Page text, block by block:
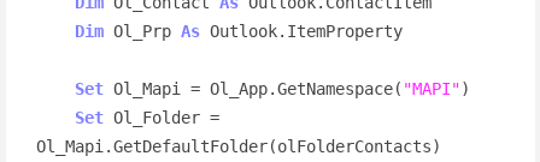
Dim Ol_Prp As Outlook.ItemProperty
Set Ol_Mapi = Ol_App.GetNamespace( "MAPI")
Set Ol_Folder =
Ol_Mapi.GetDefaultFolder(olFolderContacts)